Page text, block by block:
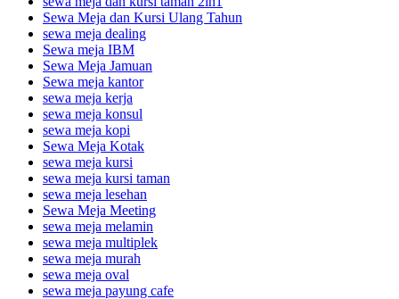
Sewa Meja dan Kursi Ulang Tahun
sewa meja dealing
Sewa meja IBM
Sewa Meja Jamuan
Sewa meja kantor
sewa meja kerja
sewa meja konsul
sewa meja kopi
Sewa Meja Kotak
sewa meja kursi
sewa meja kursi taman
sewa meja lesehan
Sewa Meja Meeting
sewa meja melamin
sewa meja multiplek
sewa meja murah
sewa meja oval
sewa meja payung cafe